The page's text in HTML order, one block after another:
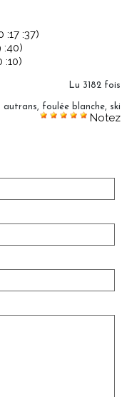
:17 :37)
:40)
:10)
Lu 3182 fois
autrans, foulée blanche, ski
Notez